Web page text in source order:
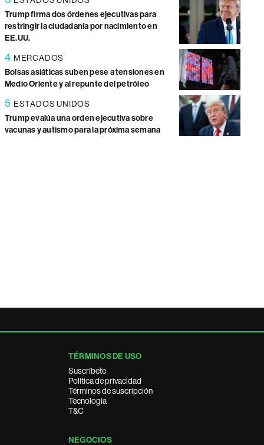
Trump firma dos órdenes ejecutivas para
restringir la ciudadanía por nacimiento en
EE.UU.
4 MERCADOS
Bolsas asiáticas suben pese a tensiones en
Medio Oriente y al repunte del petróleo
5 ESTADOS UNIDOS
Trump evalúa una orden ejecutiva sobre
vacunas y autismo para la próxima semana
TÉRMINOS DE USO
Suscríbete
Política de privacidad
Términos de suscripción
Tecnología
T&C
NEGOCIOS